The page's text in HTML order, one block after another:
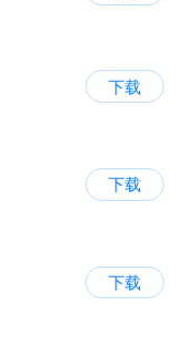
下载
下载
下载